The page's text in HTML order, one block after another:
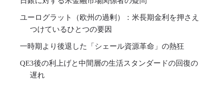
ユーログラット（欧州の過剰）：米長期金利を押さえ
つけているひとつの要因
一時期より後退した「シェール資源革命」の熱狂
QE3後の利上げと中間層の生活スタンダードの回復の
遅れ